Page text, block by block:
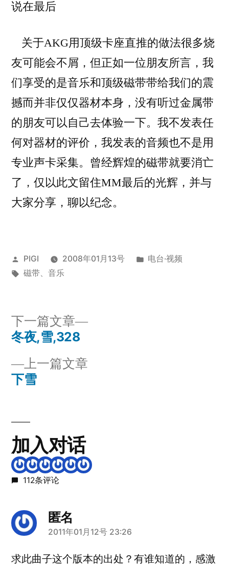
说在最后
关于AKG用顶级卡座直推的做法很多烧
友可能会不屑，但正如一位朋友所言，我
们享受的是音乐和顶级磁带带给我们的震
撼而并非仅仅器材本身，没有听过金属带
的朋友可以自己去体验一下。我不发表任
何对器材的评价，我发表的音频也不是用
专业声卡采集。曾经辉煌的磁带就要消亡
了，仅以此文留住MM最后的光辉，并与
大家分享，聊以纪念。
发
布
PIGI 2008年01月13号
发
电台·视频
标
磁带、 音乐
文
章
导
航
上一篇文章
下雪
下一篇文章
下
冬夜,雪,328
加入对话
112条评论
匿名
说：
2011年01月12号 23:26
求此曲子这个版本的出处？有谁知道的，感激